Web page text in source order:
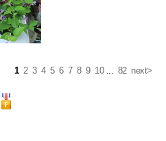
1 2 3 4 5 6 7 8 9 10... 82 next>